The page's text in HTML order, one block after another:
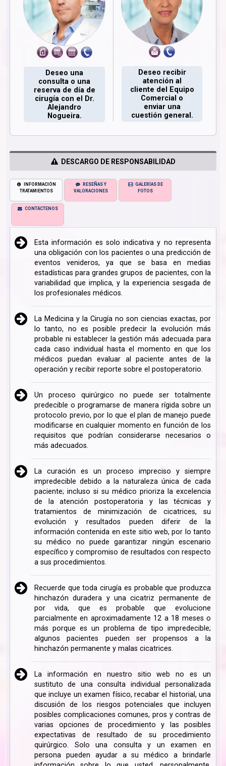
Deseo una
consulta o una
reserva de día de
cirugía con el Dr.
Alejandro
Nogueira.
Deseo recibir
atención al
cliente del Equipo
Comercial o
enviar una
cuestión general.
DESCARGO DE RESPONSABILIDAD
INFORMACIÓN
TRATAMIENTOS
RESEÑAS Y
VALORACIONES
GALERÍAS DE
FOTOS
CONTÁCTENOS
Esta información es solo indicativa y no representa
una obligación con los pacientes o una predicción de
eventos venideros, ya que se basa en medias
estadísticas para grandes grupos de pacientes, con la
variabilidad que implica, y la experiencia sesgada de
los profesionales médicos.
La Medicina y la Cirugía no son ciencias exactas, por
lo tanto, no es posible predecir la evolución más
probable ni establecer la gestión más adecuada para
cada caso individual hasta el momento en que los
médicos puedan evaluar al paciente antes de la
operación y recibir reporte sobre el postoperatorio.
Un proceso quirúrgico no puede ser totalmente
predecible o programarse de manera rígida sobre un
protocolo previo, por lo que el plan de manejo puede
modificarse en cualquier momento en función de los
requisitos que podrían considerarse necesarios o
más adecuados.
La curación es un proceso impreciso y siempre
impredecible debido a la naturaleza única de cada
paciente; incluso si su médico prioriza la excelencia
de la atención postoperatoria y las técnicas y
tratamientos de minimización de cicatrices, su
evolución y resultados pueden diferir de la
información contenida en este sitio web, por lo tanto
su médico no puede garantizar ningún escenario
específico y compromiso de resultados con respecto
a sus procedimientos.
Recuerde que toda cirugía es probable que produzca
hinchazón duradera y una cicatriz permanente de
por vida, que es probable que evolucione
parcialmente en aproximadamente 12 a 18 meses o
más porque es un problema de tipo impredecible;
algunos pacientes pueden ser propensos a la
hinchazón permanente y malas cicatrices.
La información en nuestro sitio web no es un
sustituto de una consulta individual personalizada
que incluye un examen físico, recabar el historial, una
discusión de los riesgos potenciales que incluyen
posibles complicaciones comunes, pros y contras de
varias opciones de procedimiento y las posibles
expectativas de resultado de su procedimiento
quirúrgico. Solo una consulta y un examen en
persona pueden ayudar a su médico a brindarle